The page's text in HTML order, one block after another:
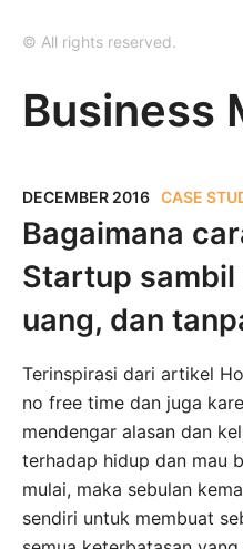
© All rights reserved.
Business
DECEMBER 2016 CASE
Bagaimana
Startup
uang, dan
Terinspirasi dari artikel
no free time dan juga
mendengar alasan dan
terhadap hidup dan mau
mulai, maka sebulan
sendiri untuk membuat